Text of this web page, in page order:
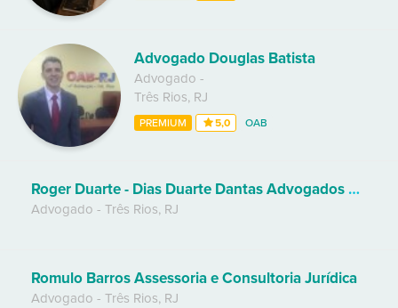
Advogado Douglas Batista
Advogado -
Três Rios, RJ
PREMIUM 5,0 OAB
Roger Duarte - Dias Duarte Dantas Advogados Associados
Advogado - Três Rios, RJ
Romulo Barros Assessoria e Consultoria Jurídica
Advogado - Três Rios, RJ